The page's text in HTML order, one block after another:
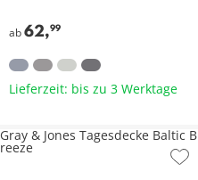
ab62,99
Lieferzeit: bis zu 3 Werktage
Gray & Jones Tagesdecke Baltic B
reeze